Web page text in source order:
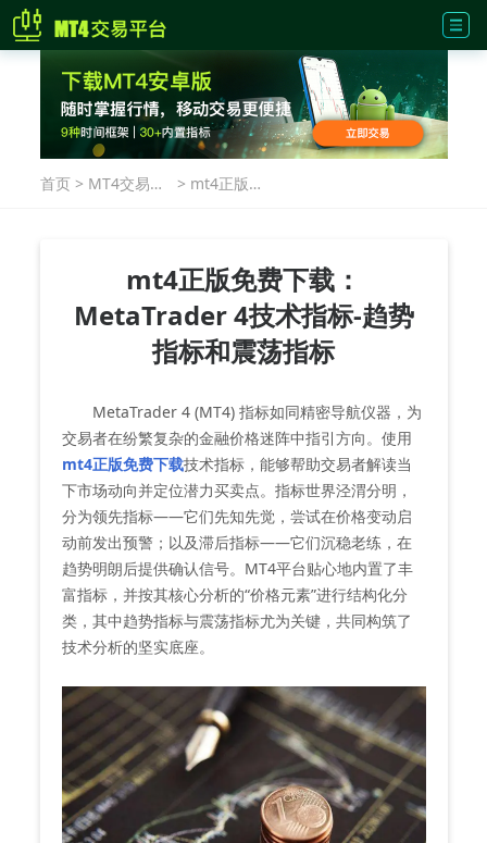
首页 > MT4交易指
> mt4正版免
趋势指标和
震荡指标
mt4正版免费下载：
MetaTrader 4技术指标-趋势
指标和震荡指标
MetaTrader 4 (MT4) 指标如同精密导航仪器，为
交易者在纷繁复杂的金融价格迷阵中指引方向。使用
mt4正版免费下载技术指标，能够帮助交易者解读当
下市场动向并定位潜力买卖点。指标世界泾渭分明，
分为领先指标——它们先知先觉，尝试在价格变动启
动前发出预警；以及滞后指标——它们沉稳老练，在
趋势明朗后提供确认信号。MT4平台贴心地内置了丰
富指标，并按其核心分析的“价格元素”进行结构化分
类，其中趋势指标与震荡指标尤为关键，共同构筑了
技术分析的坚实底座。